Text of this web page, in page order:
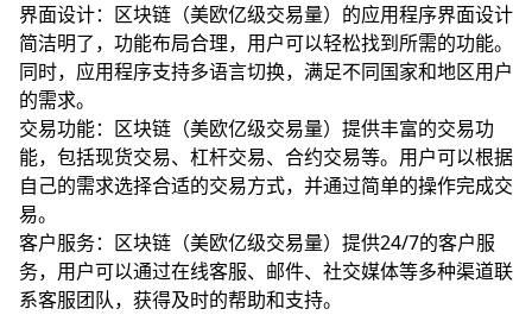
界面设计：区块链（美欧亿级交易量）的应用程序界面设计
简洁明了，功能布局合理，用户可以轻松找到所需的功能。
同时，应用程序支持多语言切换，满足不同国家和地区用户
的需求。
交易功能：区块链（美欧亿级交易量）提供丰富的交易功
能，包括现货交易、杠杆交易、合约交易等。用户可以根据
自己的需求选择合适的交易方式，并通过简单的操作完成交
易。
客户服务：区块链（美欧亿级交易量）提供24/7的客户服
务，用户可以通过在线客服、邮件、社交媒体等多种渠道联
系客服团队，获得及时的帮助和支持。